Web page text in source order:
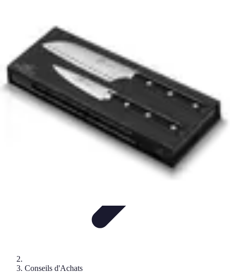
Astuces et conseils
Top Soldes
Conseils d'Achats